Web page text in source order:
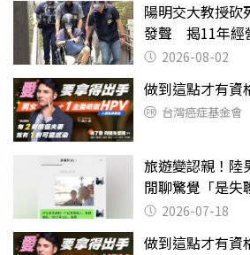
陽明交大教授砍
發聲 揭11年經
2026-08-02
做到這點才有資
台灣癌症基金會
旅遊變認親！
閒聊驚覺「是失
2026-07-18
做到這點才有資